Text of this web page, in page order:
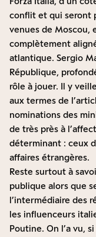
conflit et qui seront
venues de Moscou,
complètement
atlantique. Sergio
République,
rôle à jouer. Il y
aux termes de
nominations des
de très près à
déterminant : ceux
affaires étrangères.
Reste surtout à
publique alors que
l’intermédiaire des
les influenceurs
Poutine. On l’a vu,